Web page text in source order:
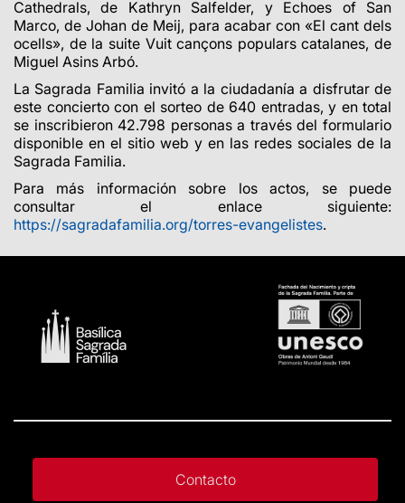
Cathedrals, de Kathryn Salfelder, y Echoes of San
Marco, de Johan de Meij, para acabar con «El cant dels
ocells», de la suite Vuit cançons populars catalanes, de
Miguel Asins Arbó.
La Sagrada Familia invitó a la ciudadanía a disfrutar de
este concierto con el sorteo de 640 entradas, y en total
se inscribieron 42.798 personas a través del formulario
disponible en el sitio web y en las redes sociales de la
Sagrada Familia.
Para más información sobre los actos, se puede
consultar el enlace siguiente:
https://sagradafamilia.org/torres-evangelistes.
Contacto